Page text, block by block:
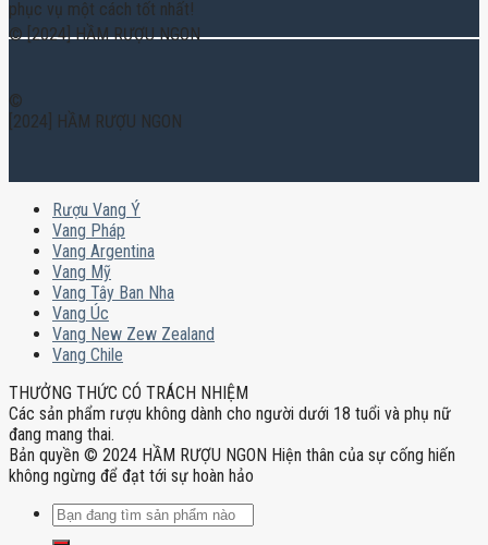
phục vụ một cách tốt nhất!
© [2024] HẦM RƯỢU NGON
©
[2024] HẦM RƯỢU NGON
Rượu Vang Ý
Vang Pháp
Vang Argentina
Vang Mỹ
Vang Tây Ban Nha
Vang Úc
Vang New Zew Zealand
Vang Chile
THƯỞNG THỨC CÓ TRÁCH NHIỆM
Các sản phẩm rượu không dành cho người dưới 18 tuổi và phụ nữ
đang mang thai.
Bản quyền © 2024 HẦM RƯỢU NGON Hiện thân của sự cống hiến
không ngừng để đạt tới sự hoàn hảo
Tìm
kiếm: